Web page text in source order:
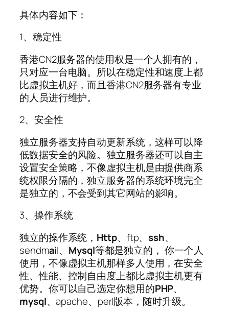
具体内容如下：
1、稳定性
香港CN2服务器的使用权是一个人拥有的，
只对应一台电脑。所以在稳定性和速度上都
比虚拟主机好，而且香港CN2服务器有专业
的人员进行维护。
2、安全性
独立服务器支持自动更新系统，这样可以降
低数据安全的风险。独立服务器还可以自主
设置安全策略，不像虚拟主机是由提供商系
统权限分隔的，独立服务器的系统环境完全
是独立的，不会受到其它网站的影响。
3、操作系统
独立的操作系统， Http、ftp、ssh、
sendmail、 Mysql等都是独立的， 你一个人
使用，不像虚拟主机那样多人使用，在安全
性、性能、控制自由度上都比虚拟主机更有
优势。你可以自己选定你想用的PHP、
mysql、apache、perl版本，随时升级。